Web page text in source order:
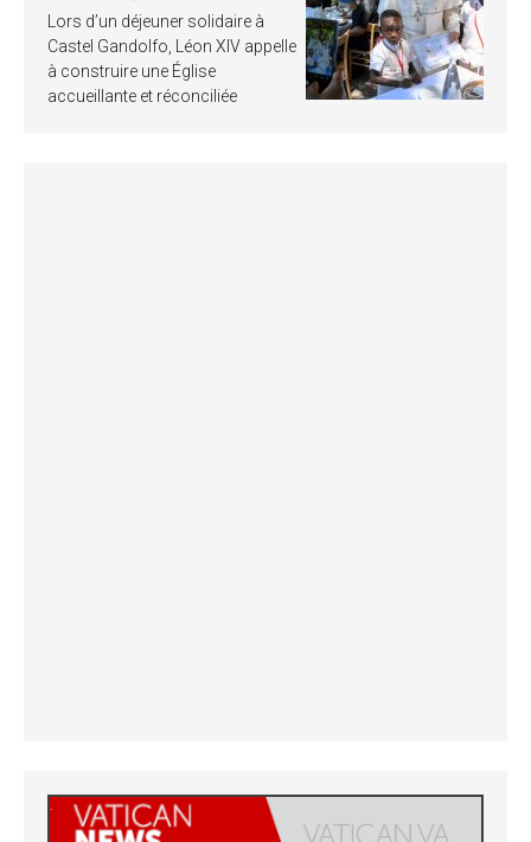
Lors d’un déjeuner solidaire à
Castel Gandolfo, Léon XIV appelle
à construire une Église
accueillante et réconciliée